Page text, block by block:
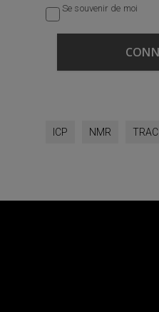
Se souvenir de moi
ICP NMR TRAC